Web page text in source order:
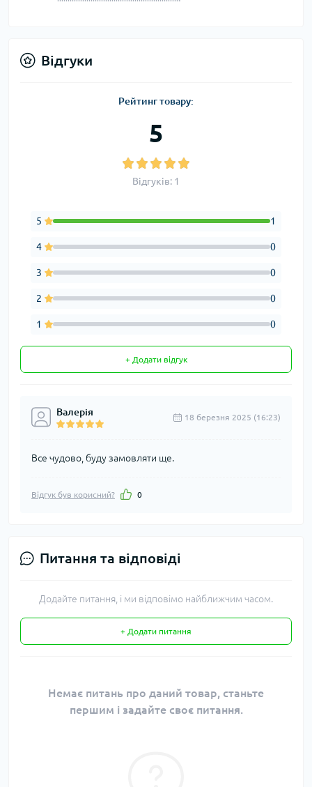
Відгуки
Рейтинг товару:
5
Відгуків: 1
5 1
4 0
3 0
2 0
1 0
+ Додати відгук
Валерія 18 березня 2025 (16:23)
Все чудово, буду замовляти ще.
Відгук був корисний? 0
Питання та відповіді
Додайте питання, і ми відповімо найближчим часом.
+ Додати питання
Немає питань про даний товар, станьте
першим і задайте своє питання.